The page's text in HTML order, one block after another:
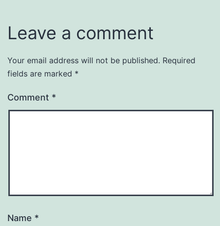
Leave a comment
Your email address will not be published. Required
fields are marked *
Comment *
Name *